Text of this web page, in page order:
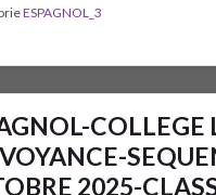
ESPAGNOL_3
COLLEGE
2025-